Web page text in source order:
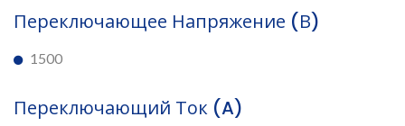
Переключающее Напряжение (В)
1500
Переключающий Ток (A)